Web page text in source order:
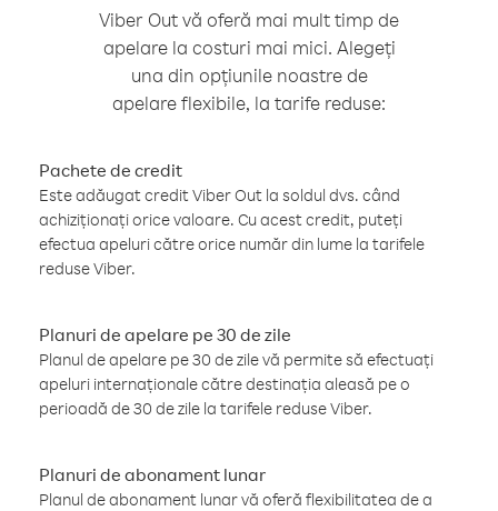
Viber Out vă oferă mai mult timp de
apelare la costuri mai mici. Alegeți
una din opțiunile noastre de
apelare flexibile, la tarife reduse:
Pachete de credit
Este adăugat credit Viber Out la soldul dvs. când
achiziționați orice valoare. Cu acest credit, puteți
efectua apeluri către orice număr din lume la tarifele
reduse Viber.
Planuri de apelare pe 30 de zile
Planul de apelare pe 30 de zile vă permite să efectuați
apeluri internaționale către destinația aleasă pe o
perioadă de 30 de zile la tarifele reduse Viber.
Planuri de abonament lunar
Planul de abonament lunar vă oferă flexibilitatea de a